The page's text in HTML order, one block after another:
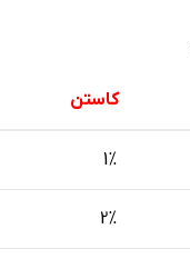
کاستن
1%
2%